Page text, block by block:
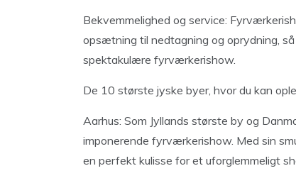
Bekvemmelighed og service:
opsætning til nedtagning og oprydning,
spektakulære fyrværkerishow.
De 10 største jyske byer, hvor du kan
Aarhus: Som Jyllands største by og
imponerende fyrværkerishow. Med sin
en perfekt kulisse for et uforglemmeligt